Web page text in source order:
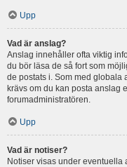
Upp
Vad är anslag?
Anslag innehåller ofta viktig
du bör läsa de så fort som
de postats i. Som med globala
krävs om du kan posta anslag
forumadministratören.
Upp
Vad är notiser?
Notiser visas under eventuella